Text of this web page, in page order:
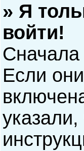
» Я
войти!
Сначала
Если